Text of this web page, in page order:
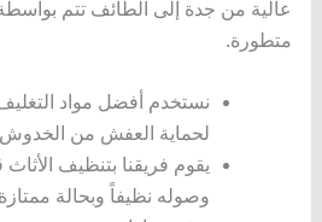
عالية من جدة إلى الطائف تتم
متطورة.
نستخدم أفضل مواد التغليف
لحماية العفش من الخدوش
يقوم فريقنا بتنظيف
وصوله نظيفاً وبحالة